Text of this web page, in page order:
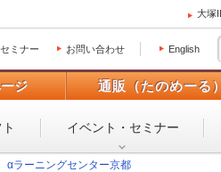
大塚
ミナー お問い合わせ English
ジ 通販（たのめーる）
イベント・ セミナー
αラーニングセンター京都